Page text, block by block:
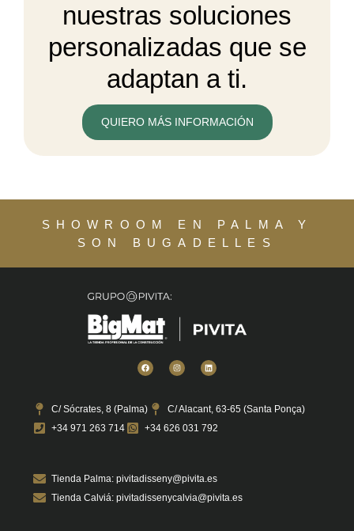
nuestras soluciones
personalizadas que se
adaptan a ti.
QUIERO MÁS INFORMACIÓN
SHOWROOM EN PALMA Y
SON BUGADELLES
C/ Sócrates, 8 (Palma)
C/ Alacant, 63-65 (Santa Ponça)
+34 971 263 714
+34 626 031 792
Tienda Palma: pivitadisseny@pivita.es
Tienda Calviá: pivitadissenycalvia@pivita.es